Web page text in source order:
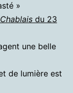
»
du 23
une belle
de lumière est